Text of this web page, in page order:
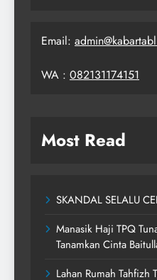
Email:
WA : 082131174151
Most Read
SKANDAL SELALU
Manasik Haji TPQ
Tanamkan Cinta
Lahan Rumah Tahfizh